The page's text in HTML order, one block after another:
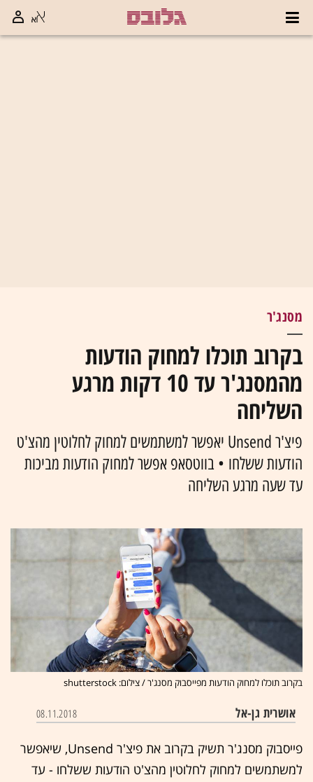
מסנג'ר
בקרוב תוכלו למחוק הודעות
מהמסנג'ר עד 10 דקות מרגע
השליחה
פיצ'ר Unsend יאפשר למשתמשים למחוק לחלוטין מהצ'ט
הודעות ששלחו • בווטסאפ אפשר למחוק הודעות מביכות
עד שעה מרגע השליחה
בקרוב תוכלו למחוק הודעות מפייסבוק מסנג'ר / צילום: shutterstock
אושרית גן-אל 08.11.2018
פייסבוק מסנג'ר תשיק בקרוב את פיצ'ר Unsend, שיאפשר
למשתמשים למחוק לחלוטין מהצ'ט הודעות ששלחו - עד